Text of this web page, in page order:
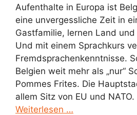
Aufenthalte in Europa ist
eine unvergessliche Zeit in
Gastfamilie, lernen Land
Und mit einem Sprachkurs
Fremdsprachenkenntnisse.
Belgien weit mehr als „nur“
Pommes Frites. Die
allem Sitz von EU und
Weiterlesen …